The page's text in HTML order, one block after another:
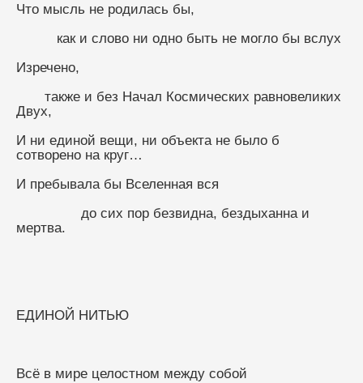
Что мысль не родилась бы,
          как и слово ни одно быть не могло бы вслух
Изречено,
Двух,
И ни единой вещи, ни объекта не было б
сотворено на круг…
И пребывала бы Вселенная вся
мертва.
ЕДИНОЙ НИТЬЮ
Всё в мире целостном между собой